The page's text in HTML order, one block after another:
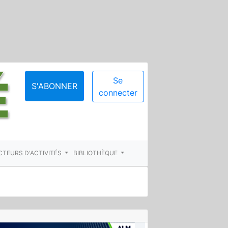
S'ABONNER
Se
connecter
D'ACTIVITÉS BIBLIOTHÈQUE